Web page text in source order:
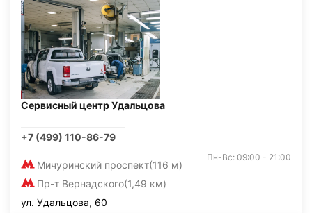
Сервисный центр Удальцова
+7 (499) 110-86-79
Мичуринский проспект(116 м)
Пр-т Вернадского(1,49 км)
Пн-Вс: 09:00 - 21:00
ул. Удальцова, 60